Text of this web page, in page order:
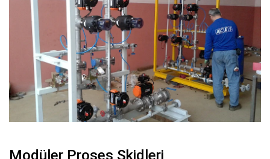
Modüler Proses Skidleri